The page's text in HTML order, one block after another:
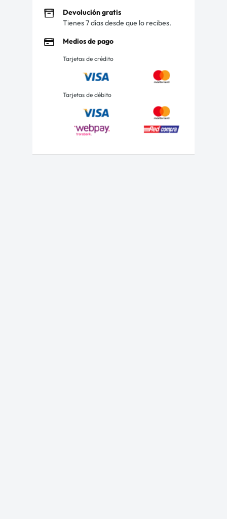
Devolución gratis
Tienes 7 días desde que lo recibes.
Medios de pago
Tarjetas de crédito
Tarjetas de débito